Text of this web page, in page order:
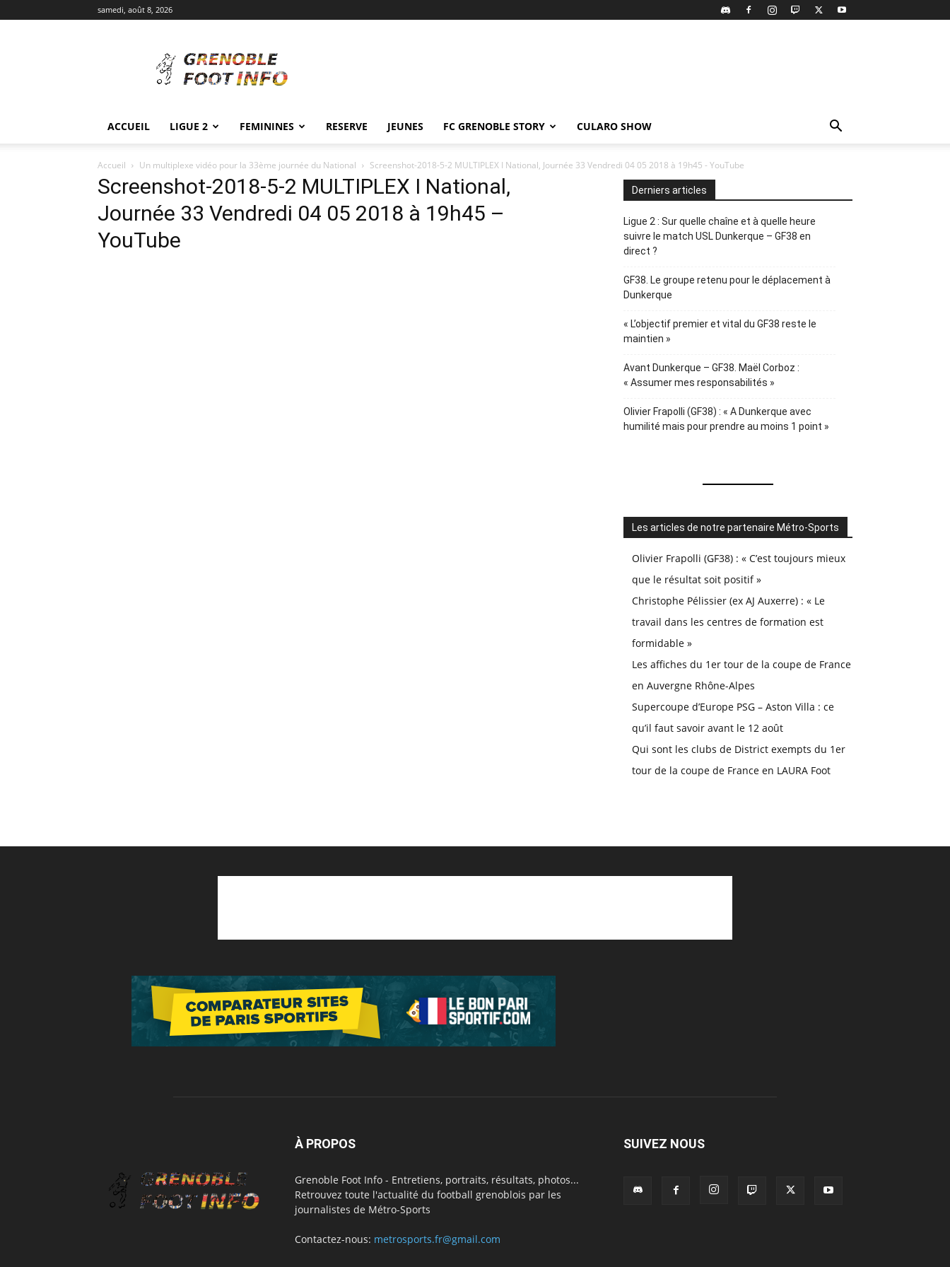
samedi, août 8, 2026
Foot
Info
ACCUEIL LIGUE 2 FEMININES RESERVE JEUNES FC GRENOBLE STORY CULARO SHOW
Accueil Un multiplexe vidéo pour la 33ème journée du National Screenshot-2018-5-2 MULTIPLEX I National, Journée 33 Vendredi 04 05 2018 à 19h45 - YouTube
Screenshot-2018-5-2 MULTIPLEX I National,
Journée 33 Vendredi 04 05 2018 à 19h45 –
YouTube
Derniers articles
Ligue 2 : Sur quelle chaîne et à quelle heure
suivre le match USL Dunkerque – GF38 en
direct ?
GF38. Le groupe retenu pour le déplacement à
Dunkerque
« L’objectif premier et vital du GF38 reste le
maintien »
Avant Dunkerque – GF38. Maël Corboz :
« Assumer mes responsabilités »
Olivier Frapolli (GF38) : « A Dunkerque avec
humilité mais pour prendre au moins 1 point »
Les articles de notre partenaire Métro-Sports
Olivier Frapolli (GF38) : « C’est toujours mieux
que le résultat soit positif »
Christophe Pélissier (ex AJ Auxerre) : « Le
travail dans les centres de formation est
formidable »
Les affiches du 1er tour de la coupe de France
en Auvergne Rhône-Alpes
Supercoupe d’Europe PSG – Aston Villa : ce
qu’il faut savoir avant le 12 août
Qui sont les clubs de District exempts du 1er
tour de la coupe de France en LAURA Foot
À PROPOS
Grenoble Foot Info - Entretiens, portraits, résultats, photos...
Retrouvez toute l'actualité du football grenoblois par les
journalistes de Métro-Sports
Contactez-nous: metrosports.fr@gmail.com
SUIVEZ NOUS